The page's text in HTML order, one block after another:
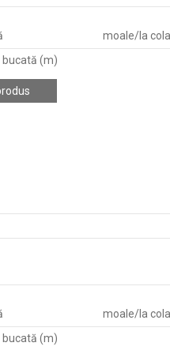
moale/la
(m)
moale/la
(m)